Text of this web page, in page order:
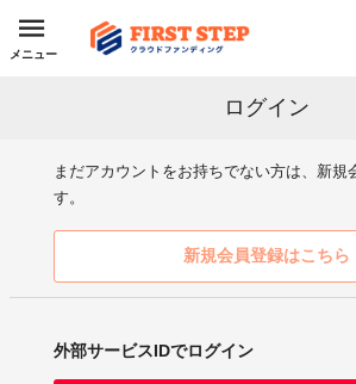
メニュー
ログイン
まだアカウントをお持ちでない方は、新規
す。
新規会員登録はこちら
外部サービスIDでログイン